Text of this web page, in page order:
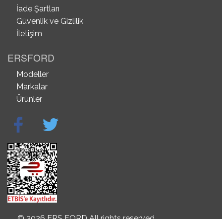
İade Şartları
Güvenlik ve Gizlilik
İletişim
ERSFORD
Modeller
Markalar
Ürünler